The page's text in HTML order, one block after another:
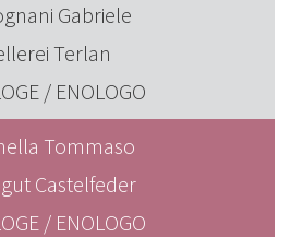
Gabriele
Terlan
/ ENOLOGO
Tommaso
Castelfeder
/ ENOLOGO